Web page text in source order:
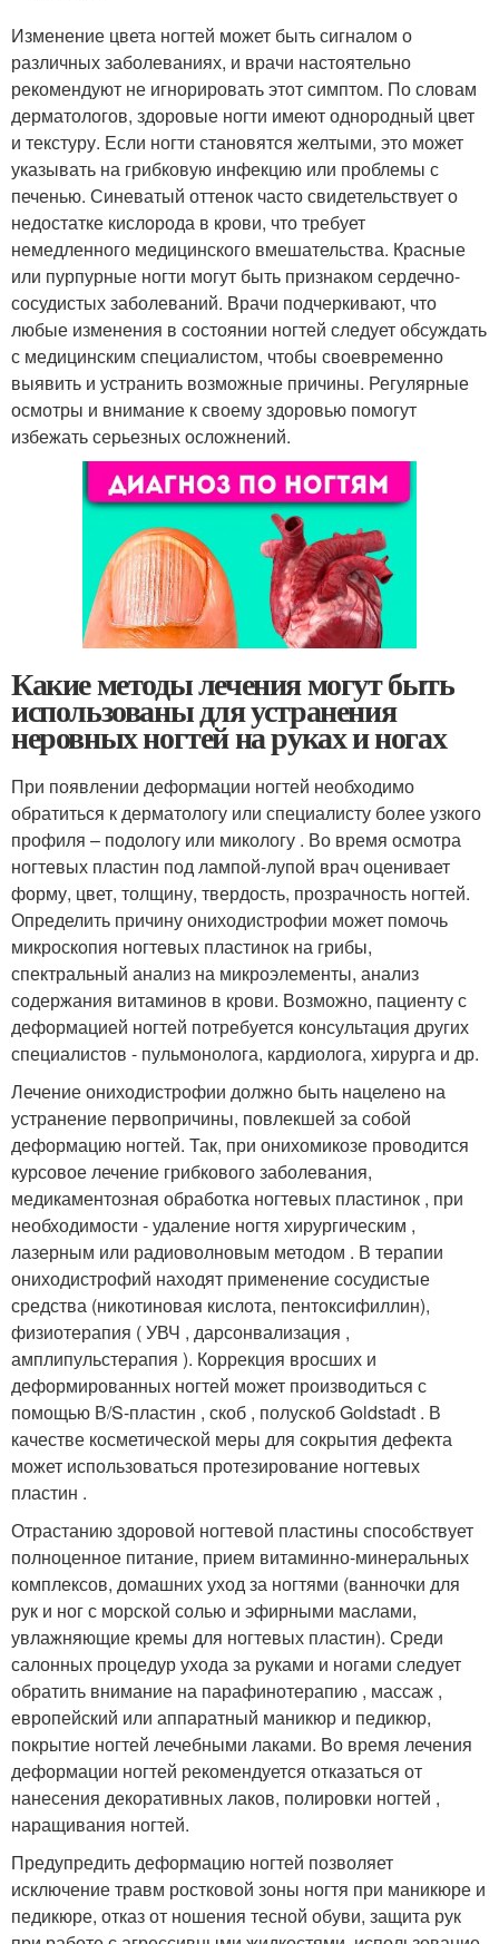
Изменение цвета ногтей может быть сигналом о
различных заболеваниях, и врачи настоятельно
рекомендуют не игнорировать этот симптом. По словам
дерматологов, здоровые ногти имеют однородный цвет
и текстуру. Если ногти становятся желтыми, это может
указывать на грибковую инфекцию или проблемы с
печенью. Синеватый оттенок часто свидетельствует о
недостатке кислорода в крови, что требует
немедленного медицинского вмешательства. Красные
или пурпурные ногти могут быть признаком сердечно-
сосудистых заболеваний. Врачи подчеркивают, что
любые изменения в состоянии ногтей следует обсуждать
с медицинским специалистом, чтобы своевременно
выявить и устранить возможные причины. Регулярные
осмотры и внимание к своему здоровью помогут
избежать серьезных осложнений.
Какие методы лечения могут быть
использованы для устранения
неровных ногтей на руках и ногах
При появлении деформации ногтей необходимо
обратиться к дерматологу или специалисту более узкого
профиля – подологу или микологу . Во время осмотра
ногтевых пластин под лампой-лупой врач оценивает
форму, цвет, толщину, твердость, прозрачность ногтей.
Определить причину ониходистрофии может помочь
микроскопия ногтевых пластинок на грибы,
спектральный анализ на микроэлементы, анализ
содержания витаминов в крови. Возможно, пациенту с
деформацией ногтей потребуется консультация других
специалистов - пульмонолога, кардиолога, хирурга и др.
Лечение ониходистрофии должно быть нацелено на
устранение первопричины, повлекшей за собой
деформацию ногтей. Так, при онихомикозе проводится
курсовое лечение грибкового заболевания,
медикаментозная обработка ногтевых пластинок , при
необходимости - удаление ногтя хирургическим ,
лазерным или радиоволновым методом . В терапии
ониходистрофий находят применение сосудистые
средства (никотиновая кислота, пентоксифиллин),
физиотерапия ( УВЧ , дарсонвализация ,
амплипульстерапия ). Коррекция вросших и
деформированных ногтей может производиться с
помощью В/S-пластин , скоб , полускоб Goldstadt . В
качестве косметической меры для сокрытия дефекта
может использоваться протезирование ногтевых
пластин .
Отрастанию здоровой ногтевой пластины способствует
полноценное питание, прием витаминно-минеральных
комплексов, домашних уход за ногтями (ванночки для
рук и ног с морской солью и эфирными маслами,
увлажняющие кремы для ногтевых пластин). Среди
салонных процедур ухода за руками и ногами следует
обратить внимание на парафинотерапию , массаж ,
европейский или аппаратный маникюр и педикюр,
покрытие ногтей лечебными лаками. Во время лечения
деформации ногтей рекомендуется отказаться от
нанесения декоративных лаков, полировки ногтей ,
наращивания ногтей.
Предупредить деформацию ногтей позволяет
исключение травм ростковой зоны ногтя при маникюре и
педикюре, отказ от ношения тесной обуви, защита рук